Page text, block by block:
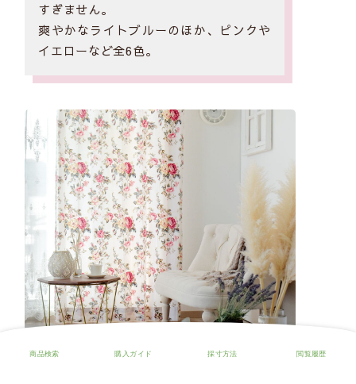
すぎません。
爽やかなライトブルーのほか、ピンクや
イエローなど全6色。
▲画像クリックで商品ページへ